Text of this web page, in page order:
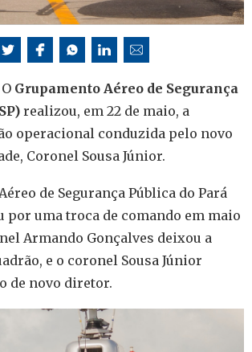
Grupamento Aéreo de Segurança
realizou, em 22 de maio, a
operacional conduzida pelo novo
Coronel Sousa Júnior.
de Segurança Pública do Pará
por uma troca de comando em maio
Armando Gonçalves deixou a
e o coronel Sousa Júnior
de novo diretor.